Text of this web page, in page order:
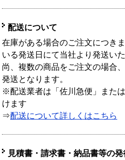
配送について
在庫がある場合のご注文につき
いる発送日にて当社より発送い
尚、複数の商品をご注文の場合
発送となります。
※配送業者は「佐川急便」また
けます
⇒配送について詳しくはこちら
見積書・請求書・納品書等の